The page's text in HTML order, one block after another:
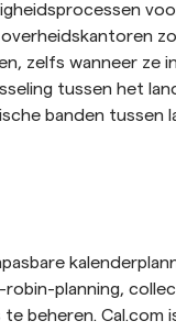
zelfs wanneer ze
tussen het
banden tussen
planning,
beheren. Cal.com